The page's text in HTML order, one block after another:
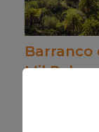
Barranco
Mil
Descubre